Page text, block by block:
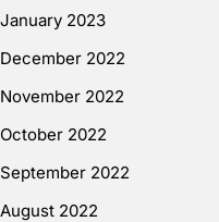
January 2023
December 2022
November 2022
October 2022
September 2022
August 2022